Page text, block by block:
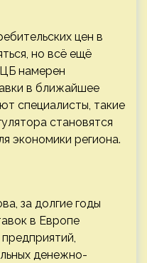
цен в
но всё ещё
намерен
в ближайшее
специалисты, такие
становятся
экономики региона.
за долгие годы
в Европе
денежно-